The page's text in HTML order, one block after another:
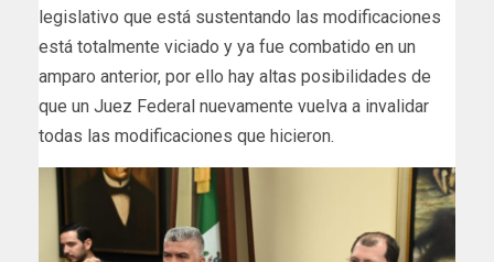
legislativo que está sustentando las modificaciones
está totalmente viciado y ya fue combatido en un
amparo anterior, por ello hay altas posibilidades de
que un Juez Federal nuevamente vuelva a invalidar
todas las modificaciones que hicieron.